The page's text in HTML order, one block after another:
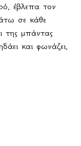
έβλεπα τον
σε κάθε
της μπάντας
και φωνάζει,